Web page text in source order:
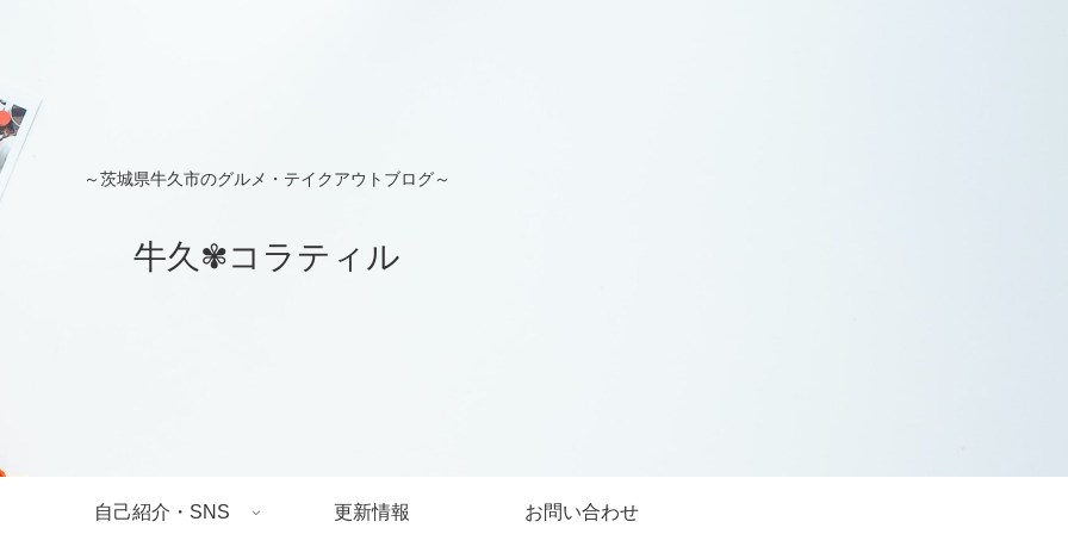
～茨城県牛久市のグルメ・テイクアウトブログ～
牛久✾コラティル
自己紹介・SNS 更新情報 お問い合わせ